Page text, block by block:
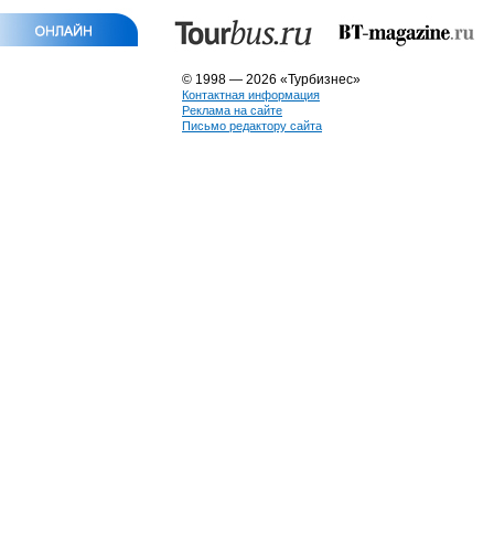
© 1998 — 2026 «Турбизнес»
Контактная информация
Реклама на сайте
Письмо редактору сайта